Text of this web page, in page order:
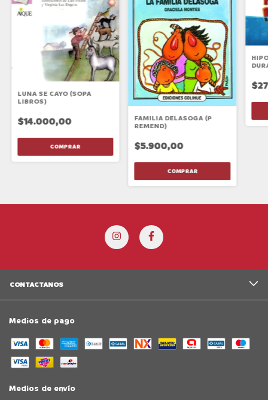
LUNA SE CAYO (SOPA
LIBROS)
$14.000,00 FAMILIA DELASOGA (P
REMEND)
$5.900,00
CONTACTANOS
Medios de pago
Medios de envío